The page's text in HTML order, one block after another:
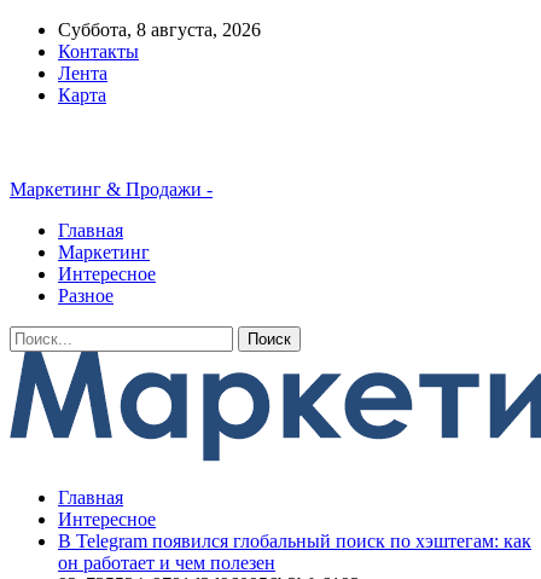
Суббота, 8 августа, 2026
Контакты
Лента
Карта
Маркетинг & Продажи -
Главная
Маркетинг
Интересное
Разное
Главная
Интересное
В Telegram появился глобальный поиск по хэштегам: как
он работает и чем полезен